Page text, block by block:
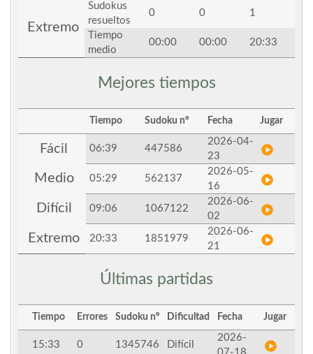
Extremo
Sudokus
resueltos
0 0 1
Tiempo
medio
00:00 00:00 20:33
Mejores tiempos
Tiempo Sudoku nº Fecha Jugar
Fácil 06:39 447586
2026-04-
23
Medio 05:29 562137
2026-05-
16
Difícil 09:06 1067122
2026-06-
02
Extremo 20:33 1851979
2026-06-
21
Últimas partidas
Tiempo Errores Sudoku nº Dificultad Fecha Jugar
15:33 0 1345746 Difícil
2026-